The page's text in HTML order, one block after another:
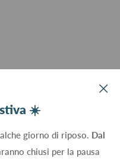
☀️
giorno di riposo. Dal
chiusi per la pausa